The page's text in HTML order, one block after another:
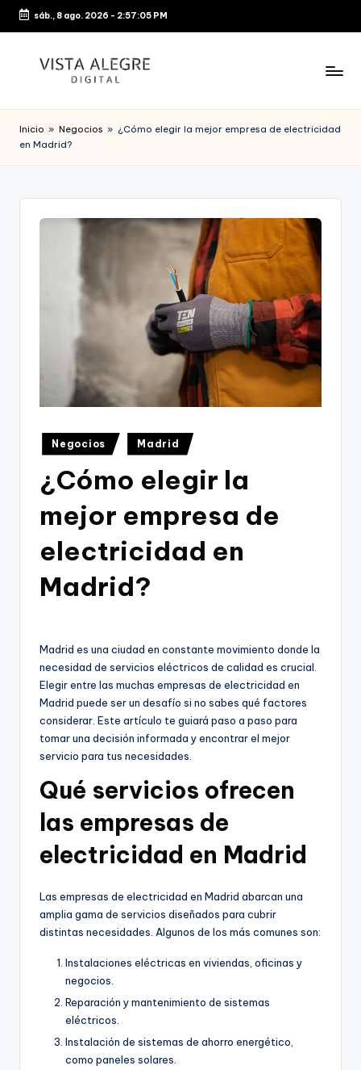
Saltar
contenido
sáb., 8 ago. 2026 - 2:57:05 PM
Inicio » Negocios » ¿Cómo elegir la mejor empresa de electricidad
en Madrid?
Publicado
en
Negocios Madrid
¿Cómo elegir la
mejor empresa de
electricidad en
Madrid?
Madrid es una ciudad en constante movimiento donde la
necesidad de servicios eléctricos de calidad es crucial.
Elegir entre las muchas empresas de electricidad en
Madrid puede ser un desafío si no sabes qué factores
considerar. Este artículo te guiará paso a paso para
tomar una decisión informada y encontrar el mejor
servicio para tus necesidades.
Qué servicios ofrecen
las empresas de
electricidad en Madrid
Las empresas de electricidad en Madrid abarcan una
amplia gama de servicios diseñados para cubrir
distintas necesidades. Algunos de los más comunes son:
Instalaciones eléctricas en viviendas, oficinas y
negocios.
Reparación y mantenimiento de sistemas
eléctricos.
Instalación de sistemas de ahorro energético,
como paneles solares.